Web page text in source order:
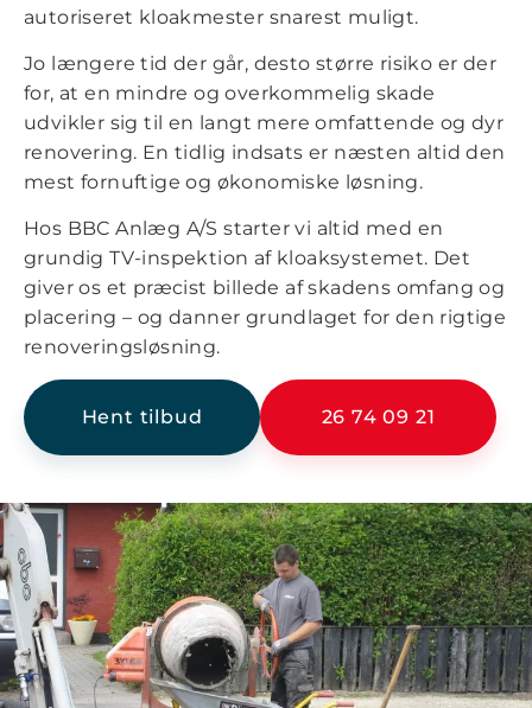
autoriseret kloakmester snarest muligt.
Jo længere tid der går, desto større risiko er der
for, at en mindre og overkommelig skade
udvikler sig til en langt mere omfattende og dyr
renovering. En tidlig indsats er næsten altid den
mest fornuftige og økonomiske løsning.
Hos BBC Anlæg A/S starter vi altid med en
grundig TV-inspektion af kloaksystemet. Det
giver os et præcist billede af skadens omfang og
placering – og danner grundlaget for den rigtige
renoveringsløsning.
Hent tilbud 26 74 09 21